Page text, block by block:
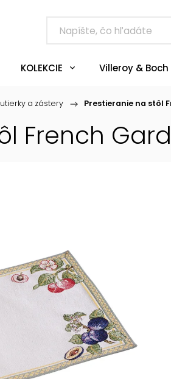
KOLEKCIE Villeroy & Boch
a zástery / Prestieranie na stôl
French